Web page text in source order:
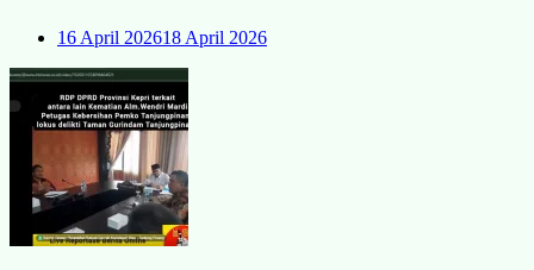
16 April 202618 April 2026